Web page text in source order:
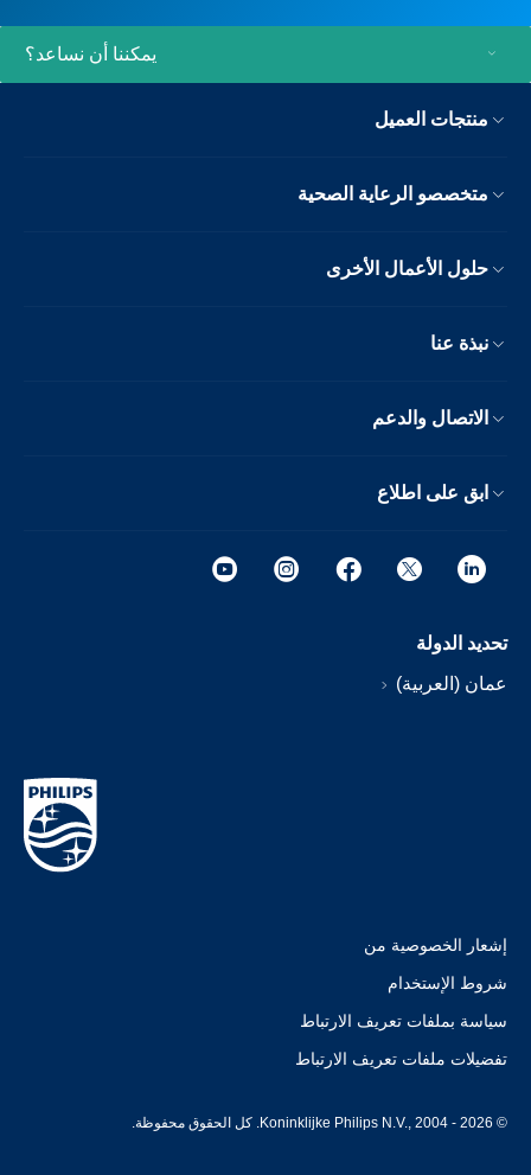
يمكننا أن نساعد؟
منتجات العميل
متخصصو الرعاية الصحية
حلول الأعمال الأخرى
نبذة عنا
الاتصال والدعم
ابق على اطلاع
تحديد الدولة
عمان (العربية)
إشعار الخصوصية من
شروط الإستخدام
سياسة بملفات تعريف الارتباط
تفضيلات ملفات تعريف الارتباط
© Koninklijke Philips N.V., 2004 - 2026. كل الحقوق محفوظة.